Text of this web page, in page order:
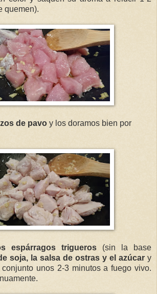
quemen).
de pavo y los doramos bien por
espárragos trigueros (sin la base
soja, la salsa de ostras y el azúcar y
unos 2-3 minutos a fuego vivo.